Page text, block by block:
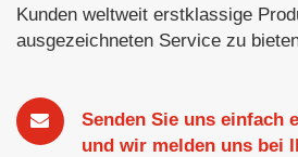
Kunden weltweit erstklassige
ausgezeichneten Service zu
Senden Sie uns einfach
und wir melden uns bei